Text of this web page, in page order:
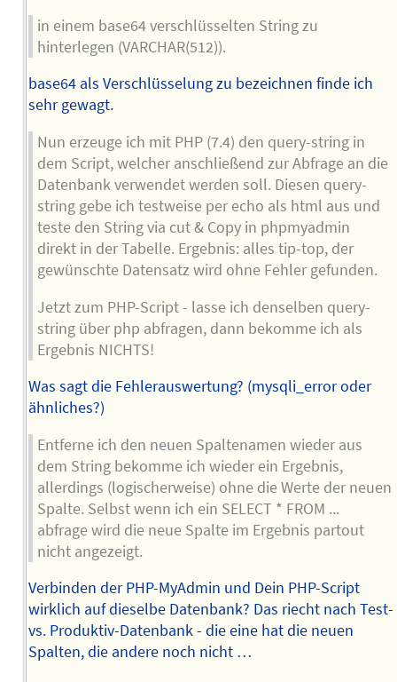
in einem base64 verschlüsselten String zu
hinterlegen (VARCHAR(512)).
base64 als Verschlüsselung zu bezeichnen finde ich
sehr gewagt.
Nun erzeuge ich mit PHP (7.4) den query-string in
dem Script, welcher anschließend zur Abfrage an die
Datenbank verwendet werden soll. Diesen query-
string gebe ich testweise per echo als html aus und
teste den String via cut & Copy in phpmyadmin
direkt in der Tabelle. Ergebnis: alles tip-top, der
gewünschte Datensatz wird ohne Fehler gefunden.
Jetzt zum PHP-Script - lasse ich denselben query-
string über php abfragen, dann bekomme ich als
Ergebnis NICHTS!
Was sagt die Fehlerauswertung? (mysqli_error oder
ähnliches?)
Entferne ich den neuen Spaltenamen wieder aus
dem String bekomme ich wieder ein Ergebnis,
allerdings (logischerweise) ohne die Werte der neuen
Spalte. Selbst wenn ich ein SELECT * FROM ...
abfrage wird die neue Spalte im Ergebnis partout
nicht angezeigt.
Verbinden der PHP-MyAdmin und Dein PHP-Script
wirklich auf dieselbe Datenbank? Das riecht nach Test-
vs. Produktiv-Datenbank - die eine hat die neuen
Spalten, die andere noch nicht …